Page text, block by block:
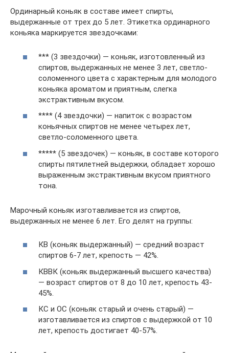
Ординарный коньяк в составе имеет спирты,
выдержанные от трех до 5 лет. Этикетка ординарного
коньяка маркируется звездочками:
*** (3 звездочки) — коньяк, изготовленный из
спиртов, выдержанных не менее 3 лет, светло-
соломенного цвета с характерным для молодого
коньяка ароматом и приятным, слегка
экстрактивным вкусом.
**** (4 звездочки) — напиток с возрастом
коньячных спиртов не менее четырех лет,
светло-соломенного цвета.
***** (5 звездочек) — коньяк, в составе которого
спирты пятилетней выдержки, обладает хорошо
выраженным экстрактивным вкусом приятного
тона.
Марочный коньяк изготавливается из спиртов,
выдержанных не менее 6 лет. Его делят на группы:
КВ (коньяк выдержанный) — средний возраст
спиртов 6-7 лет, крепость — 42%.
КВВК (коньяк выдержанный высшего качества)
— возраст спиртов от 8 до 10 лет, крепость 43-
45%.
КС и ОС (коньяк старый и очень старый) —
изготавливается из спиртов с выдержкой от 10
лет, крепость достигает 40-57%.